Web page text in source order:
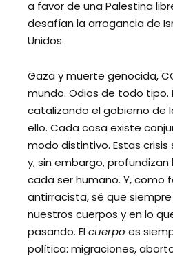
a favor de una Palestina
desafían la arrogancia de
Unidos.
Gaza y muerte genocida,
mundo. Odios de todo tipo.
catalizando el gobierno de
ello. Cada cosa existe
modo distintivo. Estas
y, sin embargo,
cada ser humano. Y, como
antirracista, sé que
nuestros cuerpos y en lo
pasando. Elcuerpo es
política: migraciones,